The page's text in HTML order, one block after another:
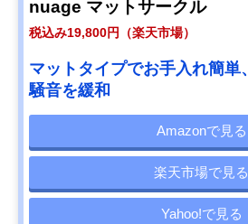
nuage マットサークル
税込み19,800円（楽天市場）
マットタイプでお手入れ簡単
騒音を緩和
Amazonで見る
楽天市場で見る
Yahoo!で見る